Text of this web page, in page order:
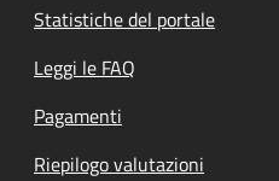
Statistiche del portale
Leggi le FAQ
Pagamenti
Riepilogo valutazioni